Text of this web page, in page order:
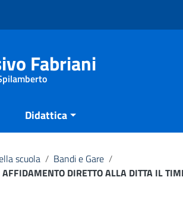
Fabriani
Didattica
scuola / Bandi e Gare /
DIRETTO ALLA DITTA IL